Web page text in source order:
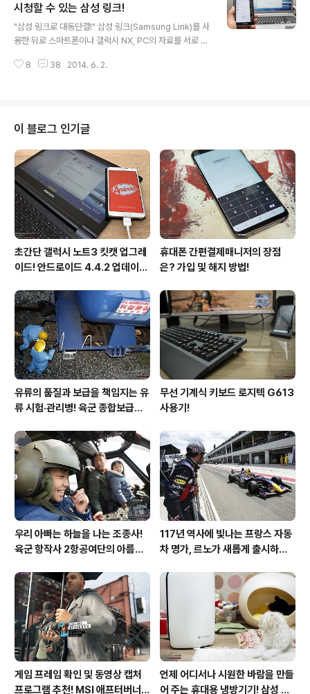
럭시 Tab PRO 등 15종에 달한다. 정상적인 연동을 위해
서는 삼성 앱스에 접속하여 삼성 기어 핏 매니저를 다운 받
아야 한다. "입맛대로 꾸밀 수 있는 삼성 기어 Fit" 삼성 기
어 Fit 매니저를 통해 소프트웨어 업데이트, 배경 화면, 시
계 타입, 화면 구성 등을 간편하게 설정할 수 ..
시청할 수 있는 삼성 링크!
"삼성 링크로 대동단결!" 삼성 링크(Samsung Link)를 사
용한 뒤로 스마트폰이나 갤럭시 NX, PC의 자료를 서로 공
기를 사용해야 하는 번거로움이 말끔히 사라졌다. 인터넷
할 수도 있다. 그야말로 삼성 링크 하나로 모든 기기가 연결
된 셈이다. 단 삼성 계정을 통해 사용하고자 하는 PC, 스마
트폰, 갤럭시 NX 등을 미리 등록하여야 한다. 이때 PC는
제조사에 상관 없이 해당 소프트웨어만 설치하면 등록할
수 있으나 스마트 기기는 삼성 갤럭시 시리즈만 가능하다.
"삼성 링크로 연결..
8 38 2014. 6. 2.
이 블로그 인기글
초간단 갤럭시 노트3 킷캣 업그레
이드! 안드로이드 4.4.2 업데이트
휴대폰 간편결제매니저의 장점
은? 가입 및 해지 방법!
유류의 품질과 보급을 책임지는 유
류 시험·관리병! 육군 종합보급창
무선 기계식 키보드 로지텍 G613
사용기!
우리 아빠는 하늘을 나는 조종사!
육군 항작사 2항공여단의 아름다
117년 역사에 빛나는 프랑스 자동
차 명가, 르노가 새롭게 출시하는
게임 프레임 확인 및 동영상 캡처
프로그램 추천! MSI 애프터버너
언제 어디서나 시원한 바람을 만들
어 주는 휴대용 냉방기기! 삼성 포